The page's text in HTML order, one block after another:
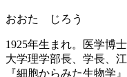
おおた じろう
1925年生まれ。医学博
大学理学部長、学長、
『細胞からみた生物学